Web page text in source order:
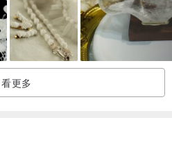
凹痕、一定要表面完美無瑕，那麼不
染色、不二度燒，若有搭配上的需
螢幕上看起來最接近實品的顏色，
看更多